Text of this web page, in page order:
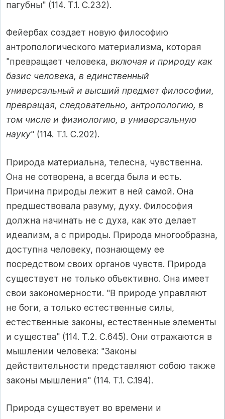
пагубны" (114. Т.1. С.232).
Фейербах создает новую философию
антропологического материализма, которая
"превращает человека, включая и природу как
базис человека, в единственный
универсальный и высший предмет философии,
превращая, следовательно, антропологию, в
том числе и физиологию, в универсальную
науку" (114. Т.1. С.202).
Природа материальна, телесна, чувственна.
Она не сотворена, а всегда была и есть.
Причина природы лежит в ней самой. Она
предшествовала разуму, духу. Философия
должна начинать не с духа, как это делает
идеализм, а с природы. Природа многообразна,
доступна человеку, познающему ее
посредством своих органов чувств. Природа
существует не только объективно. Она имеет
свои закономерности. "В природе управляют
не боги, а только естественные силы,
естественные законы, естественные элементы
и существа" (114. Т.2. С.645). Они отражаются в
мышлении человека: "Законы
действительности представляют собою также
законы мышления" (114. Т.1. С.194).
Природа существует во времени и